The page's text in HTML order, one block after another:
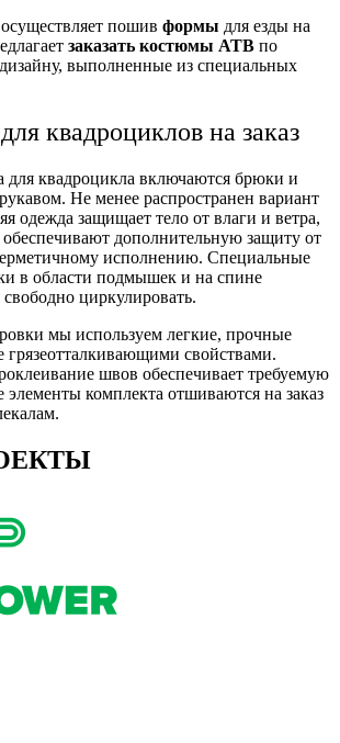
пошив формы для езды на
заказать костюмы АТВ по
выполненные из специальных
квадроциклов на заказ
для квадроцикла включаются брюки и
Не менее распространен вариант
одежда защищает тело от влаги и ветра,
дополнительную защиту от
исполнению. Специальные
в области подмышек и на спине
циркулировать.
мы используем легкие, прочные
свойствами.
швов обеспечивает требуемую
элементы комплекта отшиваются на заказ